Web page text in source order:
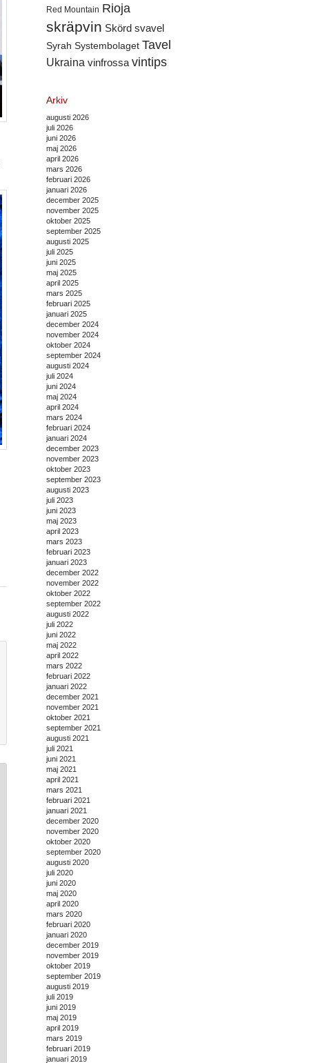
Red Mountain Rioja
skräpvin Skörd svavel
Syrah Systembolaget Tavel
Ukraina vinfrossa vintips
Arkiv
augusti 2026
juli 2026
juni 2026
maj 2026
april 2026
mars 2026
februari 2026
januari 2026
december 2025
november 2025
oktober 2025
september 2025
augusti 2025
juli 2025
juni 2025
maj 2025
april 2025
mars 2025
februari 2025
januari 2025
december 2024
november 2024
oktober 2024
september 2024
augusti 2024
juli 2024
juni 2024
maj 2024
april 2024
mars 2024
februari 2024
januari 2024
december 2023
november 2023
oktober 2023
september 2023
augusti 2023
juli 2023
juni 2023
maj 2023
april 2023
mars 2023
februari 2023
januari 2023
december 2022
november 2022
oktober 2022
september 2022
augusti 2022
juli 2022
juni 2022
maj 2022
april 2022
mars 2022
februari 2022
januari 2022
december 2021
november 2021
oktober 2021
september 2021
augusti 2021
juli 2021
juni 2021
maj 2021
april 2021
mars 2021
februari 2021
januari 2021
december 2020
november 2020
oktober 2020
september 2020
augusti 2020
juli 2020
juni 2020
maj 2020
april 2020
mars 2020
februari 2020
januari 2020
december 2019
november 2019
oktober 2019
september 2019
augusti 2019
juli 2019
juni 2019
maj 2019
april 2019
mars 2019
februari 2019
januari 2019